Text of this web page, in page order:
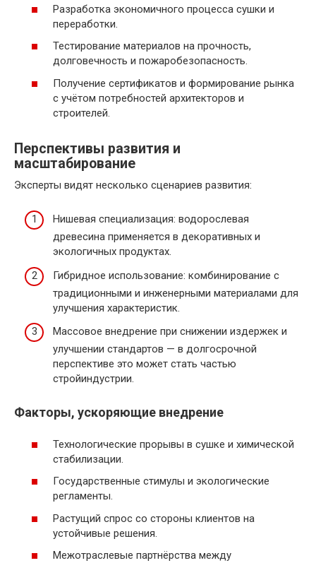
Разработка экономичного процесса сушки и
переработки.
Тестирование материалов на прочность,
долговечность и пожаробезопасность.
Получение сертификатов и формирование рынка
с учётом потребностей архитекторов и
строителей.
Перспективы развития и
масштабирование
Эксперты видят несколько сценариев развития:
Нишевая специализация: водорослевая
древесина применяется в декоративных и
экологичных продуктах.
Гибридное использование: комбинирование с
традиционными и инженерными материалами для
улучшения характеристик.
Массовое внедрение при снижении издержек и
улучшении стандартов — в долгосрочной
перспективе это может стать частью
стройиндустрии.
Факторы, ускоряющие внедрение
Технологические прорывы в сушке и химической
стабилизации.
Государственные стимулы и экологические
регламенты.
Растущий спрос со стороны клиентов на
устойчивые решения.
Межотраслевые партнёрства между